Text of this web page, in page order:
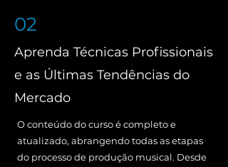
02
Aprenda Técnicas Profissionais
e as Últimas Tendências do
Mercado
O conteúdo do curso é completo e
atualizado, abrangendo todas as etapas
do processo de produção musical. Desde